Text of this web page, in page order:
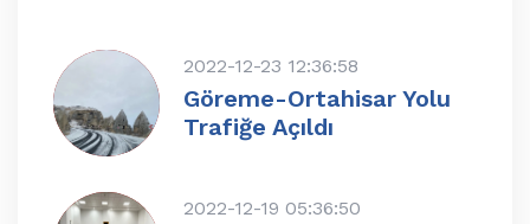
2022-12-23 12:36:58
Göreme-Ortahisar Yolu
Trafiğe Açıldı
2022-12-19 05:36:50